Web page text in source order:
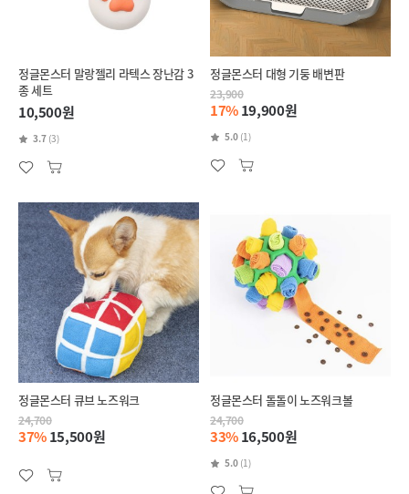
정글몬스터 말랑젤리 라텍스 장난감 3
종 세트
10,500원
3.7 (3)
정글몬스터 대형 기둥 배변판
23,900
17%19,900원
5.0 (1)
정글몬스터 큐브 노즈워크
24,700
37%15,500원
정글몬스터 돌돌이 노즈워크볼
24,700
33%16,500원
5.0 (1)